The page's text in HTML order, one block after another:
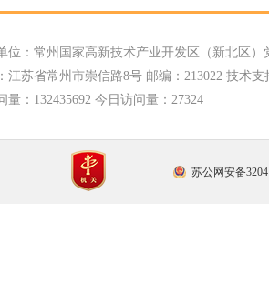
位：常州国家高新技术产业开发区（新北区）
江苏省常州市崇信路8号 邮编：213022 技术支
量： 132435692 今日访问量： 27324
苏公网安备